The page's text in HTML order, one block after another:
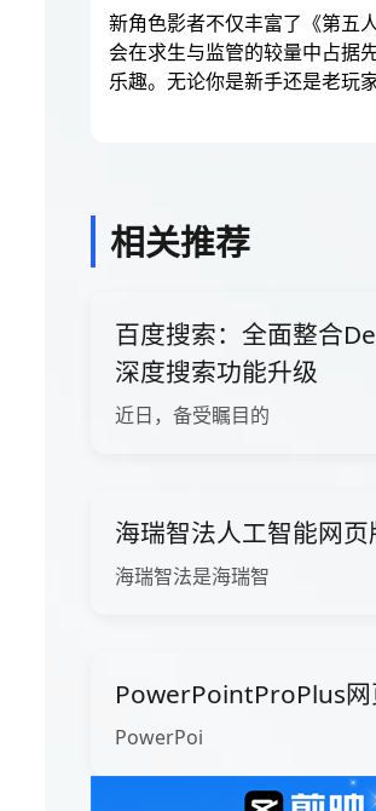
新角色影者不仅丰富了《第五
会在求生与监管的较量中占据
乐趣。无论你是新手还是老玩
相关推荐
百度搜索：全面整合
深度搜索功能升级
近日，备受瞩目的
海瑞智法人工智能网页
海瑞智法是海瑞智
PowerPointProPlus网
PowerPoi